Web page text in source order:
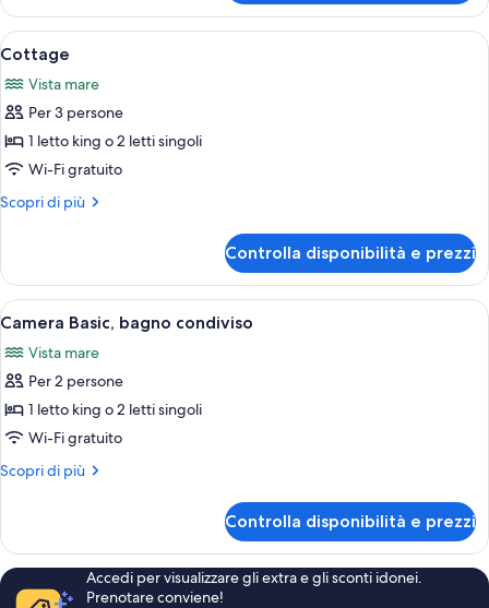
vista
oceano
Apri
tutte
le
foto
per
Cottage
Una casa con un portico, circondata
8
Cottage
Vista mare
Per 3 persone
1 letto king o 2 letti singoli
Wi-Fi gratuito
Scopri di più
Altri
Controlla disponibilità e prezzi
Apri
tutte
le
foto
per
Camera
Basic,
bagno
Una camera da letto con un letto,
4
Camera Basic, bagno condiviso
Vista mare
Per 2 persone
1 letto king o 2 letti singoli
Wi-Fi gratuito
Scopri di più
Altri
Basic,
bagno
condiviso
Controlla disponibilità e prezzi
Accedi per visualizzare gli extra e gli sconti idonei.
Prenotare conviene!